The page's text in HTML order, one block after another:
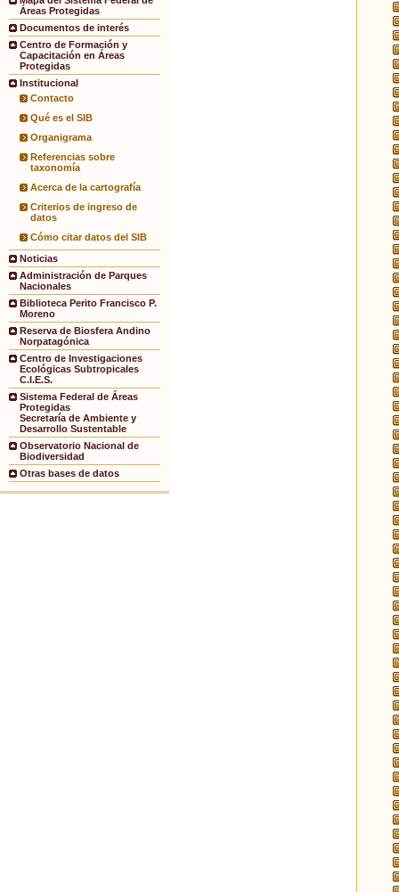
Áreas Protegidas
Documentos de interés
Centro de Formación y
Capacitación en Áreas
Protegidas
Institucional
Contacto
Qué es el SIB
Organigrama
Referencias sobre
taxonomía
Acerca de la cartografía
Criterios de ingreso de
datos
Cómo citar datos del SIB
Noticias
Administración de Parques
Nacionales
Biblioteca Perito Francisco P.
Moreno
Reserva de Biosfera Andino
Norpatagónica
Centro de Investigaciones
Ecológicas Subtropicales
C.I.E.S.
Sistema Federal de Áreas
Protegidas
Secretaría de Ambiente y
Desarrollo Sustentable
Observatorio Nacional de
Biodiversidad
Otras bases de datos